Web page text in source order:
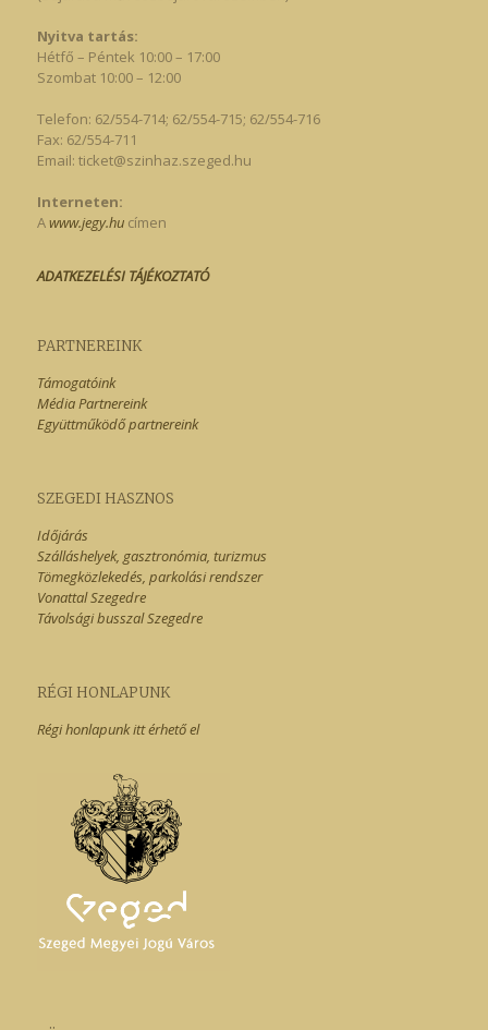
Nyitva tartás:
Hétfő – Péntek 10:00 – 17:00
Szombat 10:00 – 12:00
Telefon: 62/554-714; 62/554-715; 62/554-716
Fax: 62/554-711
Email: ticket@szinhaz.szeged.hu
Interneten:
Awww.jegy.hucímen
ADATKEZELÉSI TÁJÉKOZTATÓ
PARTNEREINK
Támogatóink
Média Partnereink
Együttműködő partnereink
SZEGEDI HASZNOS
Időjárás
Szálláshelyek, gasztronómia, turizmus
Tömegközlekedés, parkolási rendszer
Vonattal Szegedre
Távolsági busszal Szegedre
RÉGI HONLAPUNK
Régi honlapunk itt érhető el